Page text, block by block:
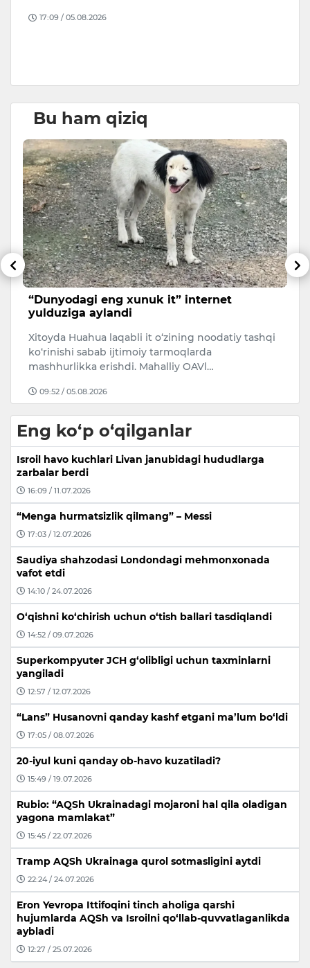
17:09 / 05.08.2026
Bu ham qiziq
“Dunyodagi eng xunuk it” internet
yulduziga aylandi
Xitoyda Huahua laqabli it o‘zining noodatiy tashqi
ko‘rinishi sabab ijtimoiy tarmoqlarda
mashhurlikka erishdi. Mahalliy OAVl…
09:52 / 05.08.2026
Eng ko‘p o‘qilganlar
Isroil havo kuchlari Livan janubidagi hududlarga
zarbalar berdi
16:09 / 11.07.2026
“Menga hurmatsizlik qilmang” – Messi
17:03 / 12.07.2026
Saudiya shahzodasi Londondagi mehmonxonada
vafot etdi
14:10 / 24.07.2026
O‘qishni ko‘chirish uchun o‘tish ballari tasdiqlandi
14:52 / 09.07.2026
Superkompyuter JCH g‘olibligi uchun taxminlarni
yangiladi
12:57 / 12.07.2026
“Lans” Husanovni qanday kashf etgani ma’lum bo‘ldi
17:05 / 08.07.2026
20-iyul kuni qanday ob-havo kuzatiladi?
15:49 / 19.07.2026
Rubio: “AQSh Ukrainadagi mojaroni hal qila oladigan
yagona mamlakat”
15:45 / 22.07.2026
Tramp AQSh Ukrainaga qurol sotmasligini aytdi
22:24 / 24.07.2026
Eron Yevropa Ittifoqini tinch aholiga qarshi
hujumlarda AQSh va Isroilni qo‘llab-quvvatlaganlikda
aybladi
12:27 / 25.07.2026